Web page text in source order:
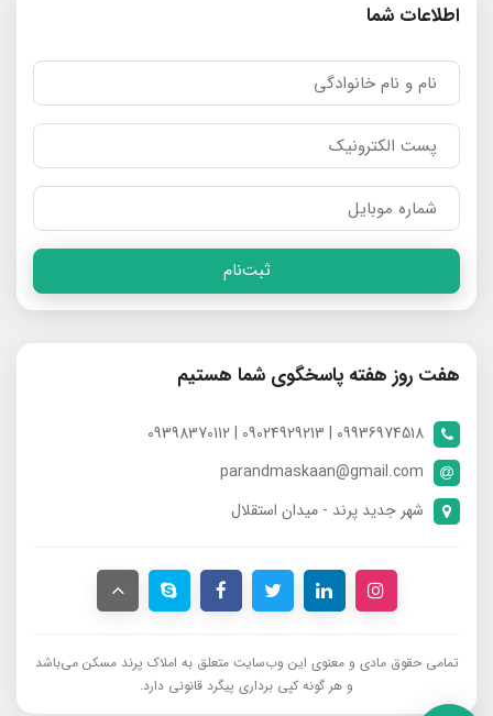
اطلاعات شما
ثبت‌نام
هفت روز هفته پاسخگوی شما هستیم
09936974518 | 09024929213 | 09398370112
parandmaskaan@gmail.com
شهر جدید پرند - میدان استقلال
تمامی حقوق مادی و معنوی این وب‌سایت متعلق به املاک پرند مسکن می‌باشد
و هر گونه کپی برداری پیگرد قانونی دارد.